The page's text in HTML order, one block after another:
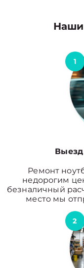
Наши
1
Выезд
Ремонт
недорогим
безналичный
место мы
2